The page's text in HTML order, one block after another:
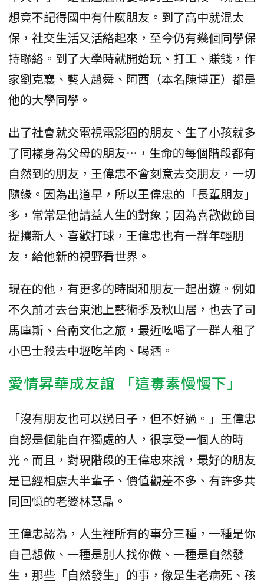
想竟不記得國中有什麼朋友。到了高中就混太
保，社交生活又活絡起來，至今仍有幾個同學保
持聯絡。到了大學時就開始玩、打工、賺錢，作
家劉克襄、藝人趙舜、阿西（本名陳博正）都是
他的大學同學。
出了社會就交電視電影圈的朋友、生了小孩就多
了同樣身為父母的朋友…，生命的每個階段都有
自然到的朋友，王偉忠不會刻意去交朋友，一切
隨緣。因為出道早，所以王偉忠的「長輩朋友」
多，常常是他請益人生的對象；因為喜歡做節目
提攜新人、喜歡打球，王偉忠也有一群年輕朋
友，給他新的視野看世界。
現在的他，有更多的時間和朋友一起出遊。例如
不久前才去台東池上藝術季及秋山居，也去了司
馬庫斯、台南文化之旅，最近吆喝了一群人租了
小巴士殺去中壢吃羊肉、喝酒。
愛情昇華成友誼 「這毒素慢慢下」
「沒有朋友也可以過日子，但不好過。」王偉忠
自認是個能自在獨處的人，很享受一個人的時
光。而且，對現階段的王偉忠來說，最好的朋友
是已經相處大半輩子、價值觀差不多、有許多共
同回憶的老婆林慧晶。
王偉忠認為，人生裡所有的事分三種，一種是你
自己想做、一種是別人找你做、一種是自然發
生，那些「自然發生」的事，像是生老病死、孩